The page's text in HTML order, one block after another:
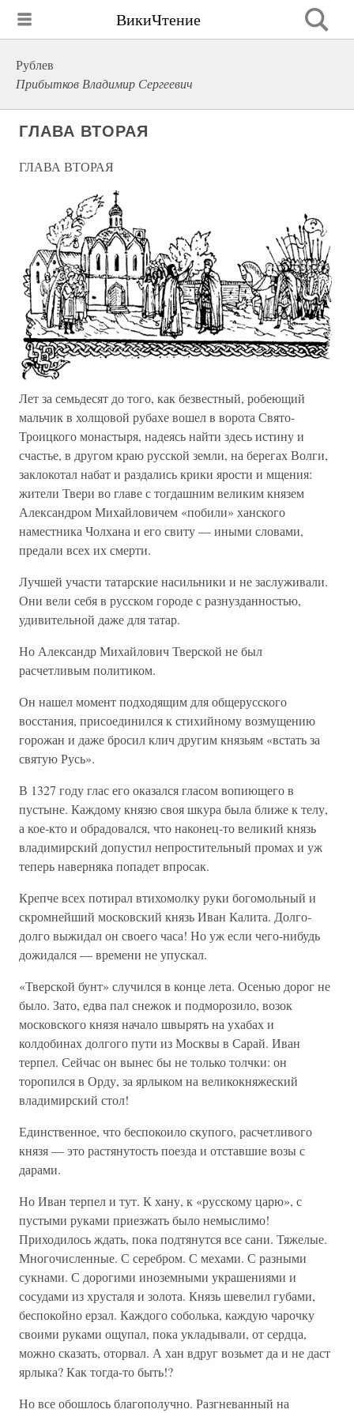
ВикиЧтение
Рублев
Прибытков Владимир Сергеевич
ГЛАВА ВТОРАЯ
ГЛАВА ВТОРАЯ
Лет за семьдесят до того, как безвестный, робеющий
мальчик в холщовой рубахе вошел в ворота Свято-
Троицкого монастыря, надеясь найти здесь истину и
счастье, в другом краю русской земли, на берегах Волги,
заклокотал набат и раздались крики ярости и мщения:
жители Твери во главе с тогдашним великим князем
Александром Михайловичем «побили» ханского
наместника Чолхана и его свиту — иными словами,
предали всех их смерти.
Лучшей участи татарские насильники и не заслуживали.
Они вели себя в русском городе с разнузданностью,
удивительной даже для татар.
Но Александр Михайлович Тверской не был
расчетливым политиком.
Он нашел момент подходящим для общерусского
восстания, присоединился к стихийному возмущению
горожан и даже бросил клич другим князьям «встать за
святую Русь».
В 1327 году глас его оказался гласом вопиющего в
пустыне. Каждому князю своя шкура была ближе к телу,
а кое-кто и обрадовался, что наконец-то великий князь
владимирский допустил непростительный промах и уж
теперь наверняка попадет впросак.
Крепче всех потирал втихомолку руки богомольный и
скромнейший московский князь Иван Калита. Долго-
долго выжидал он своего часа! Но уж если чего-нибудь
дожидался — времени не упускал.
«Тверской бунт» случился в конце лета. Осенью дорог не
было. Зато, едва пал снежок и подморозило, возок
московского князя начало швырять на ухабах и
колдобинах долгого пути из Москвы в Сарай. Иван
терпел. Сейчас он вынес бы не только толчки: он
торопился в Орду, за ярлыком на великокняжеский
владимирский стол!
Единственное, что беспокоило скупого, расчетливого
князя — это растянутость поезда и отставшие возы с
дарами.
Но Иван терпел и тут. К хану, к «русскому царю», с
пустыми руками приезжать было немыслимо!
Приходилось ждать, пока подтянутся все сани. Тяжелые.
Многочисленные. С серебром. С мехами. С разными
сукнами. С дорогими иноземными украшениями и
сосудами из хрусталя и золота. Князь шевелил губами,
беспокойно ерзал. Каждого соболька, каждую чарочку
своими руками ощупал, пока укладывали, от сердца,
можно сказать, оторвал. А хан вдруг возьмет да и не даст
ярлыка? Как тогда-то быть!?
Но все обошлось благополучно. Разгневанный на